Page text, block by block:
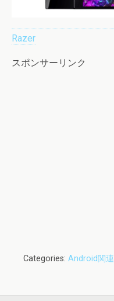
Razer
スポンサーリンク
Categories: Android関連